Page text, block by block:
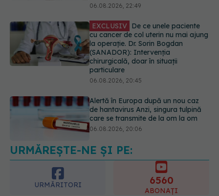
06.08.2026, 22:49
EXCLUSIV De ce unele paciente
cu cancer de col uterin nu mai ajung
la operație. Dr. Sorin Bogdan
(SANADOR): Intervenția
chirurgicală, doar în situații
particulare
06.08.2026, 20:45
Alertă în Europa după un nou caz
de hantavirus Anzi, singura tulpină
care se transmite de la om la om
06.08.2026, 20:06
Mii de angajați din Sănătate ar
putea primi salarii mai mari.
Sindicatele cer schimbarea legii
URMĂREȘTE-NE ȘI PE:
URMĂRITORI 6560
ABONAȚI